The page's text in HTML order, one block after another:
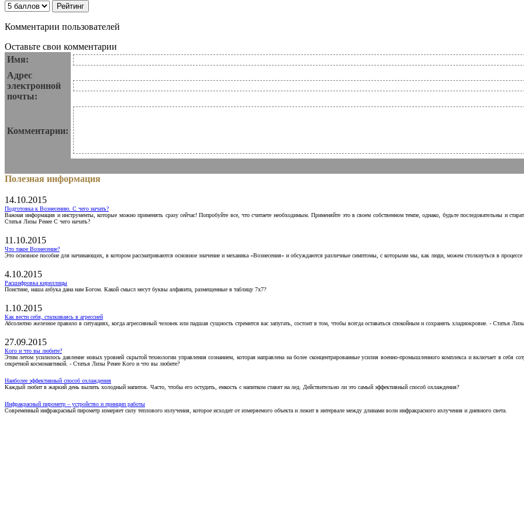
Комментарии пользователей
Оставьте свои комментарии
Имя:
Адрес
электронной
почты:
Комментарии:
Полезная информация
14.10.2015
Подготовка к Вознесению. С чего начать?
Важная информация и инструменты, которые можно применять сразу сейчас! Попробуйте все, что считаете необходимым. Применяйте это в своем собственном темпе, однако, будьте последовательны и
Статья Лизы Ренее С чего начать?
11.10.2015
Что такое Вознесение?
Это основное пособие для начинающих, в котором рассматриваются основное значение и механика «Вознесения» и обсуждаются различные симптомы, с которыми мы, как люди, можем столкнуться в
4.10.2015
Расшифровка кириллицы
Поистине, наша азбука дана нам Богом. Какой смысл несут буквы алфавита, размещенные в таблицу 7х7?
1.10.2015
Как вести себя, сталкиваясь в агрессией
Абсолютно железное правило в ситуациях, когда агрессивный человек или падшая сущность стремится вас запугать, состоит в том, чтобы всегда оставаться спокойным и сохранять хладнокровие. - Статья
27.09.2015
Кого и что вы любите?
Этим летом усилилось давление новых уровней скрытой технологии управления сознанием, которая направлена на более сконцентрированные усилия военно-промышленного комплекса и включает в себя
секретной космонавтикой. - Статья Лизы Ренее Кого и что вы любите?
Наиболее эффективный способ охлаждения
Каждый любит в жаркий день выпить холодный напиток. Часто, чтобы его остудить, емкость с напитком ставят на лед. Действительно ли это самый эффективный способ охлаждения?
Инфракрасный пирометр – устройство и принцип работы
Современный инфракрасный пирометр измеряет силу теплового излучения, которое исходит от измеряемого объекта и лежит в интервале между длинами волн инфракрасного излучения и дневного света.